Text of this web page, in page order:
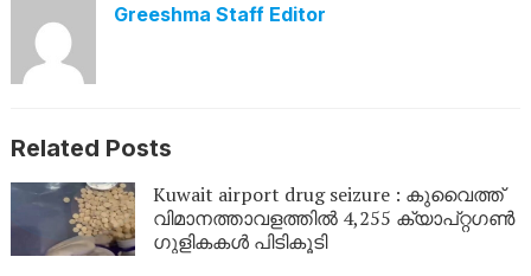
Greeshma Staff Editor
Related Posts
Kuwait airport drug seizure : കുവൈത്ത്
വിമാനത്താവളത്തിൽ 4,255 ക്യാപ്റ്റഗൺ
ഗുളികകൾ പിടികൂടി